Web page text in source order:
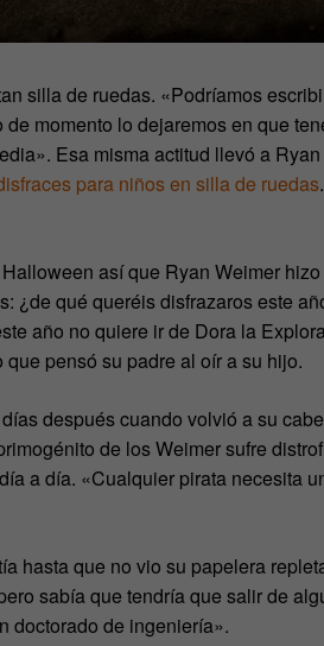
silla de ruedas. «Podríamos
momento lo dejaremos en que
Esa misma actitud llevó a
para niños en silla de ruedas
así que Ryan Weimer
¿de qué queréis disfrazaros este
año no quiere ir de Dora la
pensó su padre al oír a su hijo.
después cuando volvió a su
de los Weimer sufre
a día. «Cualquier pirata necesita
hasta que no vio su papelera
sabía que tendría que salir de
doctorado de ingeniería».